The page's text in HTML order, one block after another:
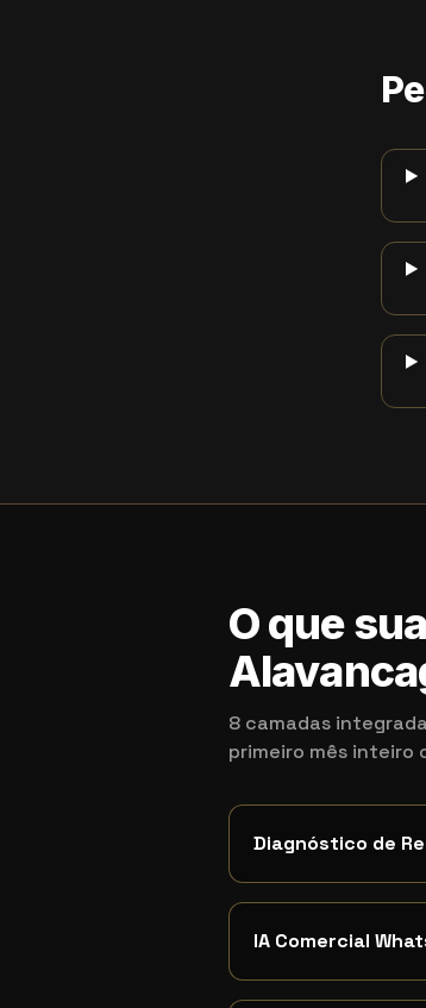
O que
8 camadas
primeiro mês inteiro
Diagnóstico de
IA Comercial